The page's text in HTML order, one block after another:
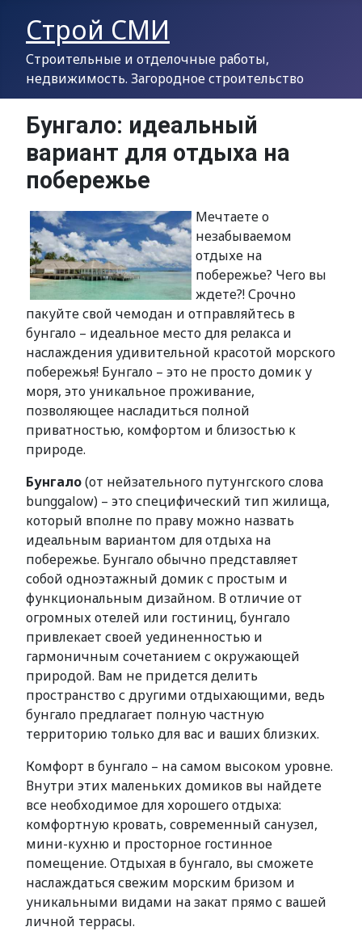
Строй СМИ
Строительные и отделочные работы,
недвижимость. Загородное строительство
Бунгало: идеальный
вариант для отдыха на
побережье
Мечтаете о
незабываемом
отдыхе на
побережье? Чего вы
ждете?! Срочно
пакуйте свой чемодан и отправляйтесь в
бунгало – идеальное место для релакса и
наслаждения удивительной красотой морского
побережья! Бунгало – это не просто домик у
моря, это уникальное проживание,
позволяющее насладиться полной
приватностью, комфортом и близостью к
природе.
Бунгало(от нейзательного путунгского слова
bunggalow) – это специфический тип жилища,
который вполне по праву можно назвать
идеальным вариантом для отдыха на
побережье. Бунгало обычно представляет
собой одноэтажный домик с простым и
функциональным дизайном. В отличие от
огромных отелей или гостиниц, бунгало
привлекает своей уединенностью и
гармоничным сочетанием с окружающей
природой. Вам не придется делить
пространство с другими отдыхающими, ведь
бунгало предлагает полную частную
территорию только для вас и ваших близких.
Комфорт в бунгало – на самом высоком уровне.
Внутри этих маленьких домиков вы найдете
все необходимое для хорошего отдыха:
комфортную кровать, современный санузел,
мини-кухню и просторное гостинное
помещение. Отдыхая в бунгало, вы сможете
наслаждаться свежим морским бризом и
уникальными видами на закат прямо с вашей
личной террасы.